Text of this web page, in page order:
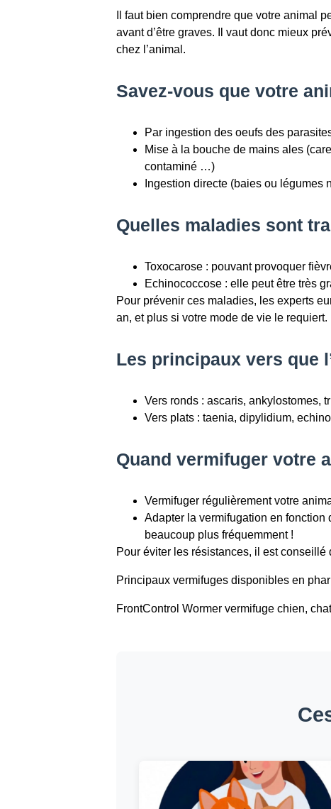
Il faut bien comprendre que votre animal
avant d’être graves. Il vaut donc mieux
chez l’animal.
Savez-vous que votre
Par ingestion des oeufs des
Mise à la bouche de mains ales
contaminé …)
Ingestion directe (baies ou
Quelles maladies sont
Toxocarose : pouvant provoquer
Echinococcose : elle peut être très
Pour prévenir ces maladies, les experts
an, et plus si votre mode de vie le requiert.
Les principaux vers que
Vers ronds : ascaris, ankylostomes,
Vers plats : taenia, dipylidium,
Quand vermifuger votre
Vermifuger régulièrement votre
Adapter la vermifugation en fonction
beaucoup plus fréquemment !
Pour éviter les résistances, il est conseillé
Principaux vermifuges disponibles en
FrontControl Wormer vermifuge chien,